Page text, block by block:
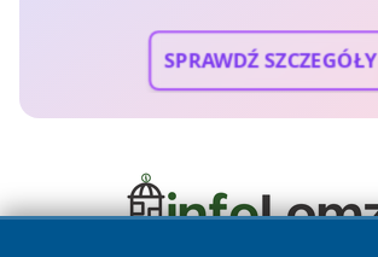
SPRAWDŹ SZCZEGÓŁY